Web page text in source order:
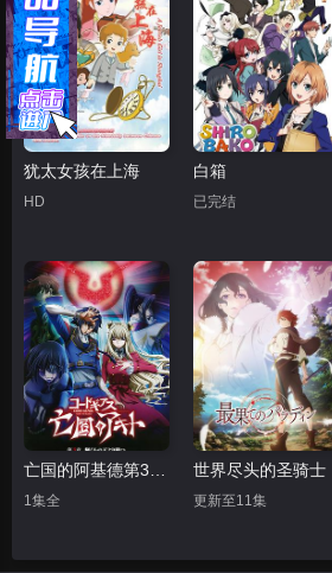
犹太女孩在上海
HD
白箱
已完结
1集全
世界尽头的圣骑士
更新至11集